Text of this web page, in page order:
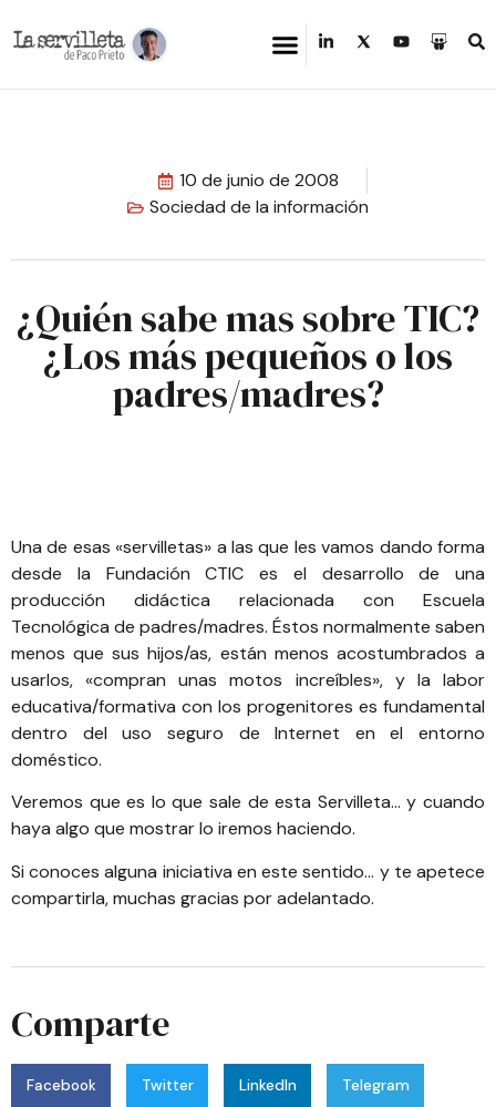
10 de junio de 2008
Sociedad de la información
¿Quién sabe mas sobre TIC?
¿Los más pequeños o los
padres/madres?
Una de esas «servilletas» a las que les vamos dando forma
desde la Fundación CTIC es el desarrollo de una
producción didáctica relacionada con Escuela
Tecnológica de padres/madres. Éstos normalmente saben
menos que sus hijos/as, están menos acostumbrados a
usarlos, «compran unas motos increíbles», y la labor
educativa/formativa con los progenitores es fundamental
dentro del uso seguro de Internet en el entorno
doméstico.
Veremos que es lo que sale de esta Servilleta… y cuando
haya algo que mostrar lo iremos haciendo.
Si conoces alguna iniciativa en este sentido… y te apetece
compartirla, muchas gracias por adelantado.
Comparte
Facebook Twitter LinkedIn Telegram